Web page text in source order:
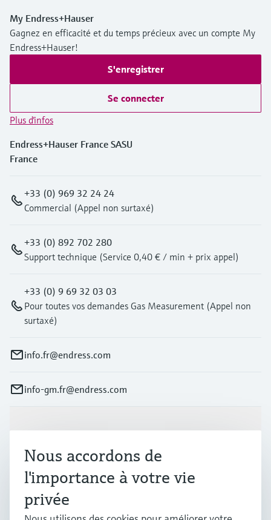
My Endress+Hauser
Gagnez en efficacité et du temps précieux avec un compte My
Endress+Hauser!
S'enregistrer
Se connecter
Plus d'infos
Endress+Hauser France SASU
France
+33 (0) 969 32 24 24
Commercial (Appel non surtaxé)
+33 (0) 892 702 280
Support technique (Service 0,40 € / min + prix appel)
+33 (0) 9 69 32 03 03
Pour toutes vos demandes Gas Measurement (Appel non
surtaxé)
info.fr@endress.com
info-gm.fr@endress.com
Produits et services
Industries
Support
Nous accordons de
l'importance à votre vie
privée